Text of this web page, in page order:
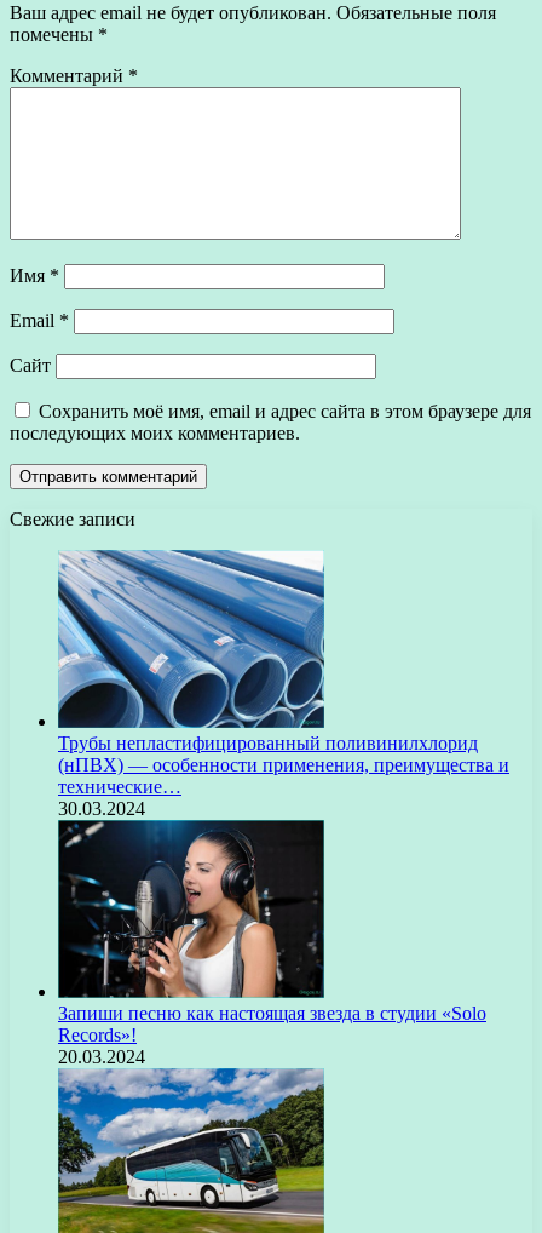
Ваш адрес email не будет опубликован. Обязательные поля
помечены *
Комментарий *
Имя *
Email *
Сайт
Сохранить моё имя, email и адрес сайта в этом браузере для
последующих моих комментариев.
Свежие записи
Трубы непластифицированный поливинилхлорид
(нПВХ) — особенности применения, преимущества и
технические…
30.03.2024
Запиши песню как настоящая звезда в студии «Solo
Records»!
20.03.2024